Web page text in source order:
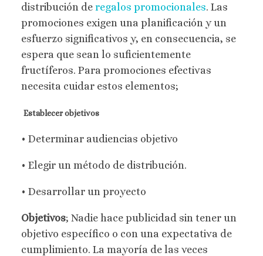
distribución de regalos promocionales. Las
promociones exigen una planificación y un
esfuerzo significativos y, en consecuencia, se
espera que sean lo suficientemente
fructíferos. Para promociones efectivas
necesita cuidar estos elementos;
Establecer objetivos
• Determinar audiencias objetivo
• Elegir un método de distribución.
• Desarrollar un proyecto
Objetivos; Nadie hace publicidad sin tener un
objetivo específico o con una expectativa de
cumplimiento. La mayoría de las veces